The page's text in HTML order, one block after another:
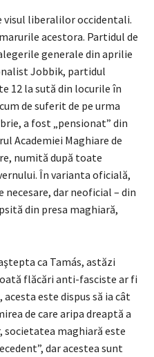
visul liberalilor occidentali.
acestora. Partidul de
generale din aprilie
Jobbik, partidul
12 la sută din locurile în
de suferit de pe urma
a fost „pensionat” din
Academiei Maghiare de
numită după toate
În varianta oficială,
necesare, dar neoficial – din
din presa maghiară,
ca Tamás, astăzi
flăcări anti-fasciste ar fi
este dispus să ia cât
de care aripa dreaptă a
maghiară este
dar acestea sunt